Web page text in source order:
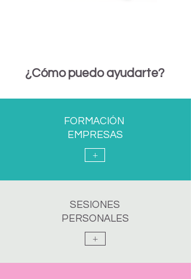
¿Cómo puedo ayudarte?
FORMACIÓN
EMPRESAS
+
SESIONES
PERSONALES
+